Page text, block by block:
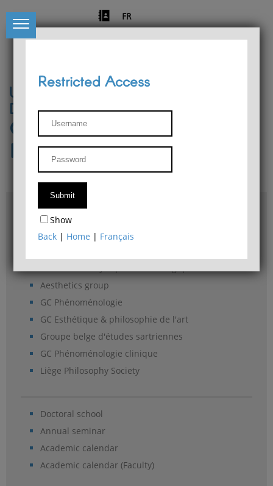
FR
University of Liège
Départment of Philosophy
Center for Phenomenological
Research
Access & maps
Philosophy Department Library
Aesthetics group
GC Phénoménologie
GC Esthétique & philosophie de l'art
Groupe belge d'études sartriennes
GC Phénoménologie clinique
Liège Philosophy Society
Doctoral school
Annual seminar
Academic calendar
Academic calendar (Faculty)
Restricted Access
Show
Back | Home | Français